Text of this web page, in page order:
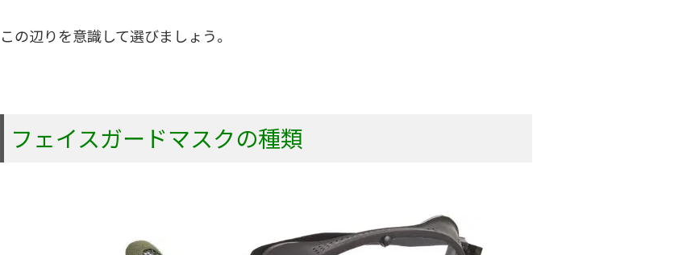
この辺りを意識して選びましょう。
フェイスガードマスクの種類